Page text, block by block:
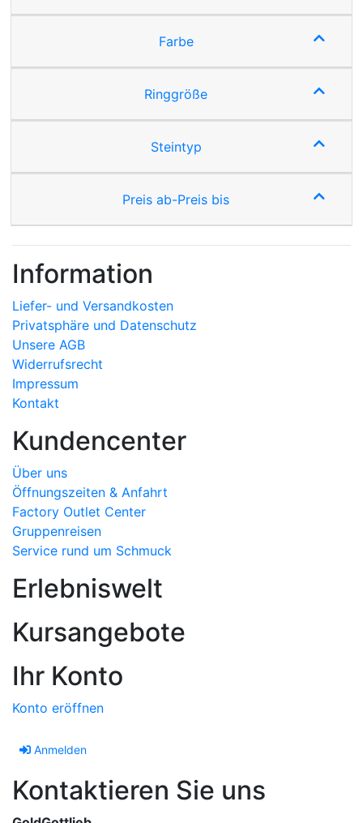
Farbe
Ringgröße
Steintyp
Preis ab-Preis bis
Information
Liefer- und Versandkosten
Privatsphäre und Datenschutz
Unsere AGB
Widerrufsrecht
Impressum
Kontakt
Kundencenter
Über uns
Öffnungszeiten & Anfahrt
Factory Outlet Center
Gruppenreisen
Service rund um Schmuck
Erlebniswelt
Kursangebote
Ihr Konto
Konto eröffnen
Anmelden
Kontaktieren Sie uns